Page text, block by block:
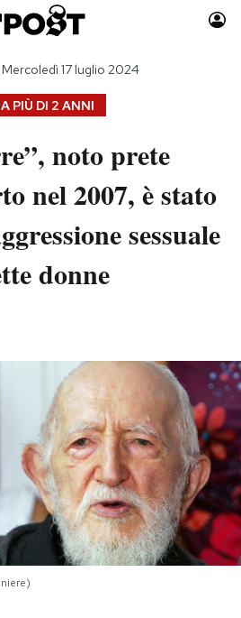
Auto
Moda
Consumismi
Storie/Idee
Media
Mondiali calcio 2026
PIÙ DI 2 ANNI
Mercoledì 17 luglio 2024
noto prete
nel 2007, è stato
sessuale
donne